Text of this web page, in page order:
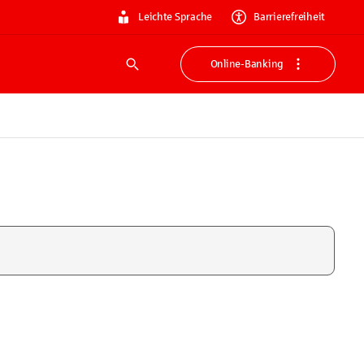
Leichte Sprache Barrierefreiheit
Suche
Online-Banking